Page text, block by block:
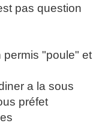
pas question
permis "poule" et
a la sous
préfet